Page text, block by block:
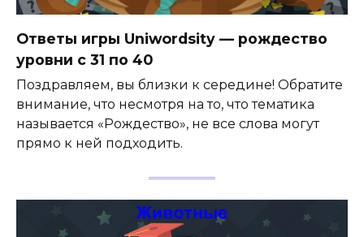
Ответы игры Uniwordsity — рождество
уровни с 31 по 40
Поздравляем, вы близки к середине! Обратите
внимание, что несмотря на то, что тематика
называется «Рождество», не все слова могут
прямо к ней подходить.